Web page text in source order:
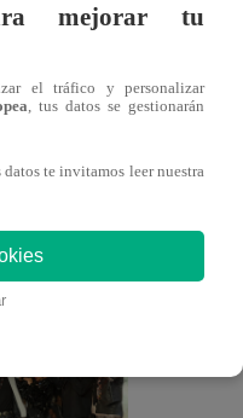
puede
mejorar tu
el tráfico y personalizar
, tus datos se gestionarán
te invitamos leer nuestra